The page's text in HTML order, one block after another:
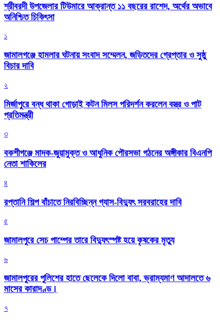
শ্রীবরদী উপজেলার টিউমারে আক্রান্ত ১১ বছরের রাশেদ, অর্থের অভাবে
অনিশ্চিত চিকিৎসা
১
জামালগঞ্জে হামলার ঘটনায় সংবাদ সম্মেলন, জড়িতদের গ্রেপ্তার ও সুষ্ঠু
বিচার দাবি
২
মির্জাপুরে বন্ধ থাকা গোড়াই কটন মিলস পরিদর্শন করলেন বস্ত্র ও পাট
প্রতিমন্ত্রী
৩
বকশীগঞ্জে মাদক-জুয়ামুক্ত ও আধুনিক পৌরসভা গঠনের অঙ্গীকার বিএনপি
নেতা শাকিলের
৪
রপ্তানি শিল্প বাঁচাতে নিরবিচ্ছিন্ন গ্যাস-বিদ্যুৎ সরবরাহের দাবি
৫
জামালপুরে সেচ পাম্পের তারে বিদ্যুৎস্পষ্ট হয়ে কৃষকের মৃত্যু
৬
জামালপুরের পুলিশের হাতে ছেলেকে দিলো বাবা, ভ্রাম্যমাণ আদালতে ৬
মাসের কারাদণ্ড।
৭